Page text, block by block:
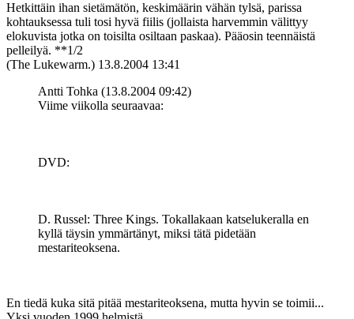
Hetkittäin ihan sietämätön, keskimäärin vähän tylsä, parissa
kohtauksessa tuli tosi hyvä fiilis (jollaista harvemmin välittyy
elokuvista jotka on toisilta osiltaan paskaa). Pääosin teennäistä
pelleilyä. **1/2
(The Lukewarm.) 13.8.2004 13:41
Antti Tohka (13.8.2004 09:42)
Viime viikolla seuraavaa:
DVD:
D. Russel: Three Kings. Tokallakaan katselukeralla en
kyllä täysin ymmärtänyt, miksi tätä pidetään
mestariteoksena.
En tiedä kuka sitä pitää mestariteoksena, mutta hyvin se toimii...